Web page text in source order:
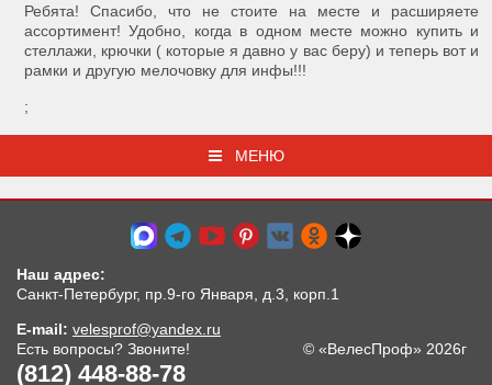
Ребята! Спасибо, что не стоите на месте и расширяете
ассортимент! Удобно, когда в одном месте можно купить и
стеллажи, крючки ( которые я давно у вас беру) и теперь вот и
рамки и другую мелочовку для инфы!!!
;
МЕНЮ
Наш адрес:
Санкт-Петербург, пр.9-го Января, д.3, корп.1
E-mail: velesprof@yandex.ru
Есть вопросы? Звоните!
(812) 448-88-78
© «ВелесПроф» 2026г